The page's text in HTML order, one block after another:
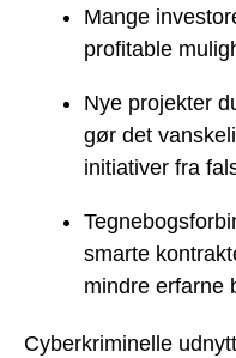
Mange
profitable
Nye projekter
gør det
initiativer fra
smarte
mindre erfarne
Cyberkriminelle